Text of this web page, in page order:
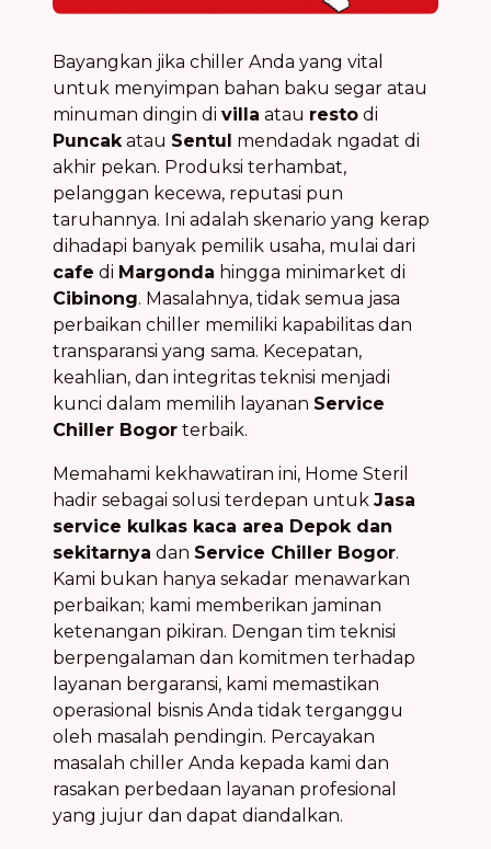
Bayangkan jika chiller Anda yang vital
untuk menyimpan bahan baku segar atau
minuman dingin di villa atau resto di
Puncakatau Sentul mendadak ngadat di
akhir pekan. Produksi terhambat,
pelanggan kecewa, reputasi pun
taruhannya. Ini adalah skenario yang kerap
dihadapi banyak pemilik usaha, mulai dari
cafe di Margonda hingga minimarket di
Cibinong. Masalahnya, tidak semua jasa
perbaikan chiller memiliki kapabilitas dan
transparansi yang sama. Kecepatan,
keahlian, dan integritas teknisi menjadi
kunci dalam memilih layanan Service
Chiller Bogor terbaik.
Memahami kekhawatiran ini, Home Steril
hadir sebagai solusi terdepan untuk Jasa
service kulkas kaca area Depok dan
sekitarnya dan Service Chiller Bogor.
Kami bukan hanya sekadar menawarkan
perbaikan; kami memberikan jaminan
ketenangan pikiran. Dengan tim teknisi
berpengalaman dan komitmen terhadap
layanan bergaransi, kami memastikan
operasional bisnis Anda tidak terganggu
oleh masalah pendingin. Percayakan
masalah chiller Anda kepada kami dan
rasakan perbedaan layanan profesional
yang jujur dan dapat diandalkan.